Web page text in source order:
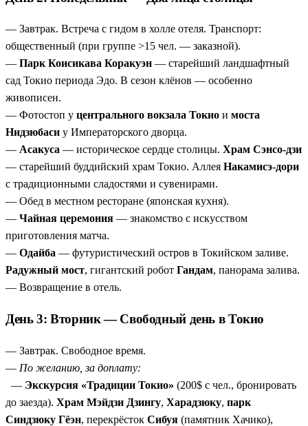
— Завтрак. Встреча с гидом в холле отеля. Транспорт:
общественный (при группе >15 чел. — заказной).
— Парк Коисикава Коракуэн — старейший ландшафтный
сад Токио периода Эдо. В сезон клёнов — особенно
живописен.
— Фотостоп у центрального вокзала Токио и моста
Нидзюбаси у Императорского дворца.
— Асакуса — историческое сердце столицы. Храм Сэнсо-дзи
— старейший буддийский храм Токио. Аллея Накамисэ-дори
с традиционными сладостями и сувенирами.
— Обед в местном ресторане (японская кухня).
— Чайная церемония — знакомство с искусством
приготовления матча.
— Одайба — футуристический остров в Токийском заливе.
Радужный мост, гигантский робот Гандам, панорама залива.
— Возвращение в отель.
День 3: Вторник — Свободный день в Токио
— Завтрак. Свободное время.
— По желанию, за доплату:
— Экскурсия «Традиции Токио» (200$ с чел., бронировать
до заезда). Храм Мэйдзи Дзингу, Харадзюку, парк
Синдзюку Гёэн, перекрёсток Сибуя (памятник Хачико),